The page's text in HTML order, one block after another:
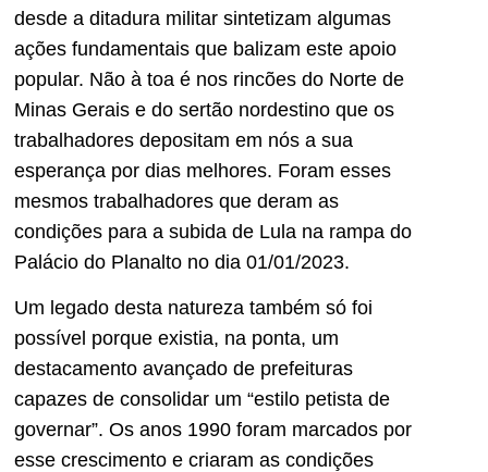
desde a ditadura militar sintetizam algumas
ações fundamentais que balizam este apoio
popular. Não à toa é nos rincões do Norte de
Minas Gerais e do sertão nordestino que os
trabalhadores depositam em nós a sua
esperança por dias melhores. Foram esses
mesmos trabalhadores que deram as
condições para a subida de Lula na rampa do
Palácio do Planalto no dia 01/01/2023.
Um legado desta natureza também só foi
possível porque existia, na ponta, um
destacamento avançado de prefeituras
capazes de consolidar um “estilo petista de
governar”. Os anos 1990 foram marcados por
esse crescimento e criaram as condições